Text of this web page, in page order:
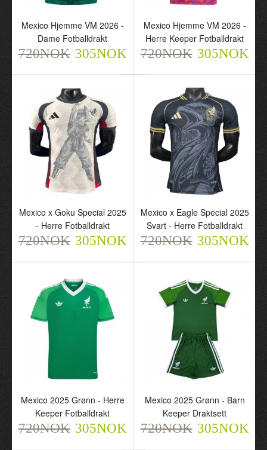
Mexico Hjemme VM 2026
- Barn Draktsett
720NOK 305NOK
Mexico Hjemme VM 2026
- Herre Langermet
Fotballdrakt
802NOK 325NOK
- Dame Fotballdrakt
720NOK 305NOK
Mexico Hjemme VM 2026
- Herre Keeper
Fotballdrakt
Mexico Hjemme VM 2026 -
Dame Fotballdrakt
720NOK 305NOK
Mexico Hjemme VM 2026 -
Herre Keeper Fotballdrakt
720NOK 305NOK
Mexico x Goku Special 2025
- Herre Fotballdrakt
720NOK 305NOK
Mexico x Eagle Special 2025
Svart - Herre Fotballdrakt
720NOK 305NOK
Mexico 2025 Grønn - Herre
Keeper Fotballdrakt
720NOK 305NOK
Mexico 2025 Grønn - Barn
Keeper Draktsett
720NOK 305NOK